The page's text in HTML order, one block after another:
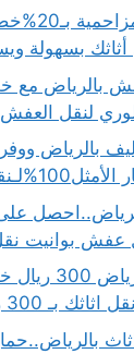
شركة نقل
بسهولة
لنقل العفش
وتغليف العفش
عفش بوانيت
شركة نقل اثاث
300 ريال فقط